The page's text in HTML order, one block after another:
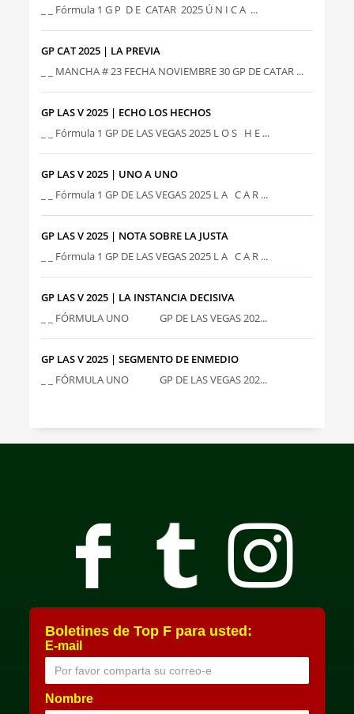
_ _ Fórmula 1 G P D E CATAR 2025 Ú N I C A ...
GP CAT 2025 | LA PREVIA
_ _ MANCHA # 23 FECHA NOVIEMBRE 30 GP DE CATAR ...
GP LAS V 2025 | ECHO LOS HECHOS
_ _ Fórmula 1 GP DE LAS VEGAS 2025 L O S H E ...
GP LAS V 2025 | UNO A UNO
_ _ Fórmula 1 GP DE LAS VEGAS 2025 L A C A R ...
GP LAS V 2025 | NOTA SOBRE LA JUSTA
_ _ Fórmula 1 GP DE LAS VEGAS 2025 L A C A R ...
GP LAS V 2025 | LA INSTANCIA DECISIVA
_ _ FÓRMULA UNO GP DE LAS VEGAS 202...
GP LAS V 2025 | SEGMENTO DE ENMEDIO
_ _ FÓRMULA UNO GP DE LAS VEGAS 202...
Boletines de Top F para usted:
E-mail
Nombre